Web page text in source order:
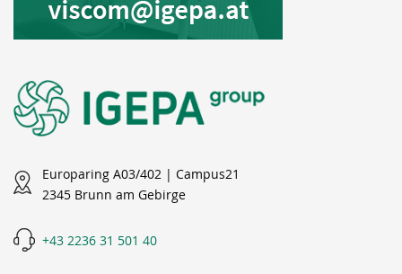
Europaring A03/402 | Campus21
2345 Brunn am Gebirge
+43 2236 31 501 40